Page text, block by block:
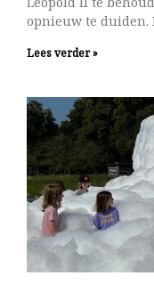
opnieuw te duiden.
Lees verder »